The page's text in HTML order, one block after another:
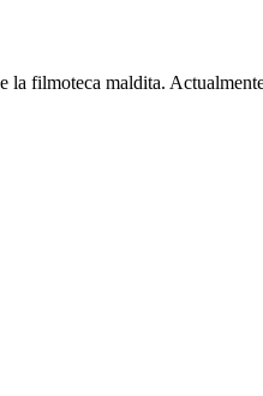
filmoteca maldita.